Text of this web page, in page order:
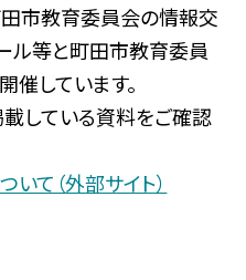
市教育委員会の情報交
ル等と町田市教育委員
催しています。
載している資料をご確認
て（外部サイト）